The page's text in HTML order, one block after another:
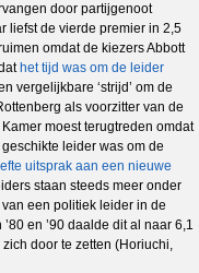
door partijgenoot
liefst de vierde premier in 2,5
omdat de kiezers Abbott
het tijd was om de leider
vergelijkbare ‘strijd’ om de
als voorzitter van de
moest terugtreden omdat
leider was om de
uitsprak aan een nieuwe
staan steeds meer onder
een politiek leider in de
en ’90 daalde dit al naar 6,1
door te zetten (Horiuchi,